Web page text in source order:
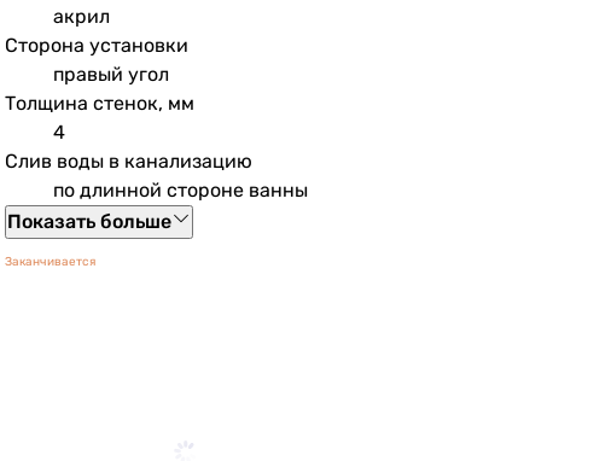
акрил
Сторона установки
правый угол
Толщина стенок, мм
4
Слив воды в канализацию
по длинной стороне ванны
Показать больше
Заканчивается